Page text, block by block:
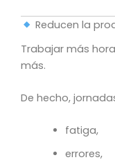
Reducen la
Trabajar más
más.
De hecho,
fatiga,
errores,